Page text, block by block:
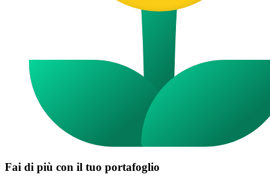
Fai di più con il tuo portafoglio